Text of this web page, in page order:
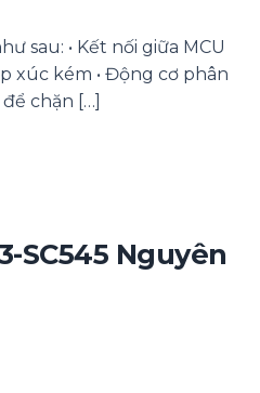
sau: • Kết nối giữa MCU
xúc kém • Động cơ phân
chặn […]
SC545 Nguyên